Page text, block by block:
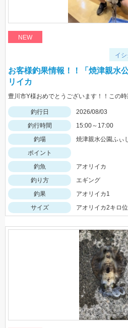
NEW
イ
お客様釣果情報！！「焼津親水
リイカ
釣行日
2026/08/03
釣行時間
15:00～17:00
釣場
焼津親水公園ふぃ
ポイント
釣魚
アオリイカ
釣り方
エギング
釣果
アオリイカ1
サイズ
アオリイカ2キロ位